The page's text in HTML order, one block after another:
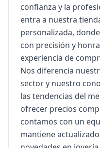
confianza y la
entra a nuestra
personalizada,
con precisión y
experiencia de
Nos diferencia
sector y nuestro
las tendencias del
ofrecer precios
contamos con un
mantiene